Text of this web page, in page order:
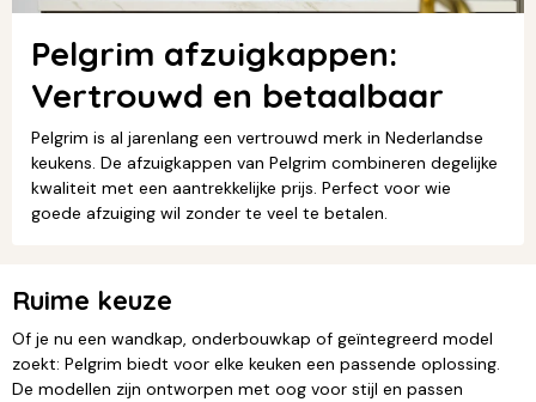
Pelgrim afzuigkappen:
Vertrouwd en betaalbaar
Pelgrim is al jarenlang een vertrouwd merk in Nederlandse
keukens. De afzuigkappen van Pelgrim combineren degelijke
kwaliteit met een aantrekkelijke prijs. Perfect voor wie
goede afzuiging wil zonder te veel te betalen.
Ruime keuze
Of je nu een wandkap, onderbouwkap of geïntegreerd model
zoekt: Pelgrim biedt voor elke keuken een passende oplossing.
De modellen zijn ontworpen met oog voor stijl en passen